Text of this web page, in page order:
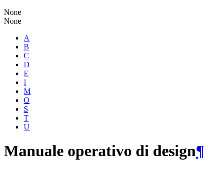
None
None
A
B
C
D
E
I
M
O
S
T
U
Manuale operativo di design¶